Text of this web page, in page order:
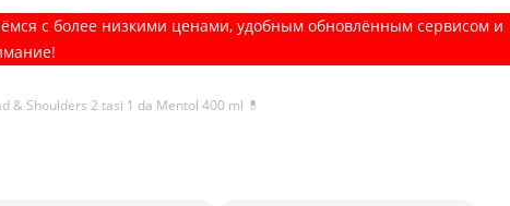
с более низкими ценами, удобным обновлённым сервисом и
& Shoulders 2 tasi 1 da Mentol 400 ml 💊